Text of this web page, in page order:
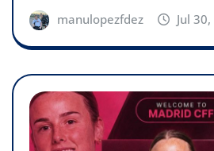
manulopezfdez Jul